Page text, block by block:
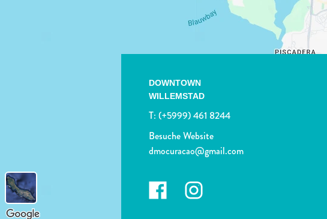
DOWNTOWN
WILLEMSTAD
T: (+5999) 461 8244
Besuche Website
dmocuracao@gmail.com